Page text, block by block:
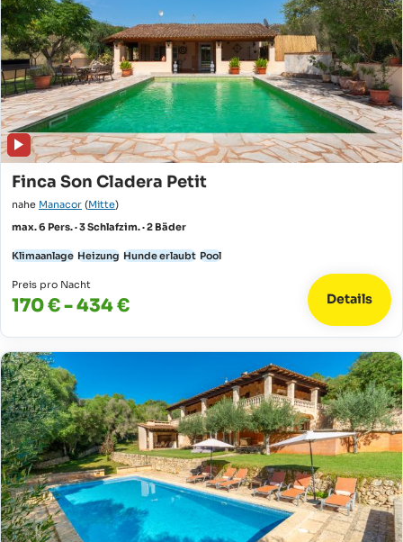
Finca Son Cladera Petit
nahe Manacor (Mitte)
max. 6 Pers. · 3 Schlafzim. · 2 Bäder
Klimaanlage Heizung Hunde erlaubt Pool
Preis pro Nacht
170 € - 434 € Details